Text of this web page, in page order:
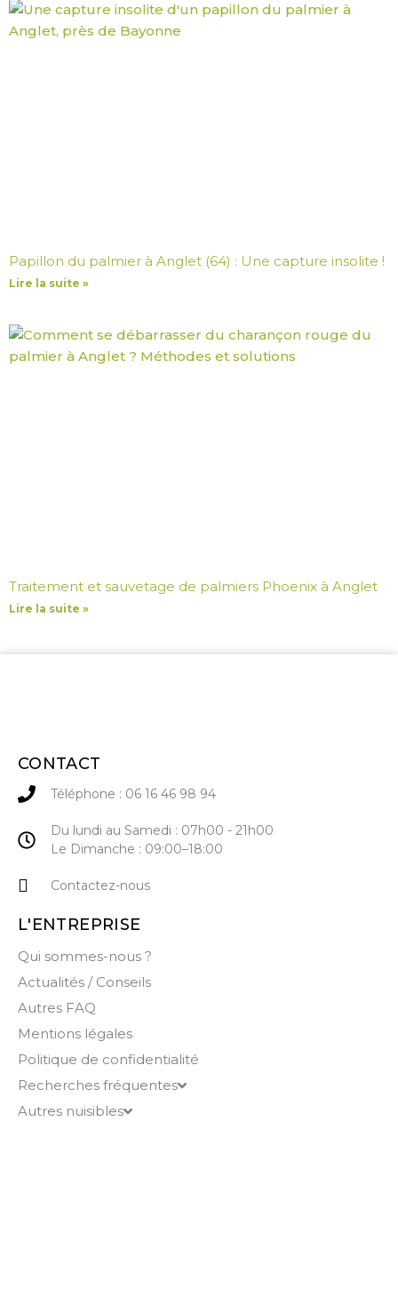
Papillon du palmier à Anglet (64) : Une capture insolite !
Lire la suite »
Traitement et sauvetage de palmiers Phoenix à Anglet
Lire la suite »
CONTACT
Téléphone : 06 16 46 98 94
Du lundi au Samedi : 07h00 - 21h00
Le Dimanche : 09:00–18:00
Contactez-nous
L'ENTREPRISE
Qui sommes-nous ?
Actualités / Conseils
Autres FAQ
Mentions légales
Politique de confidentialité
Recherches fréquentes
Autres nuisibles